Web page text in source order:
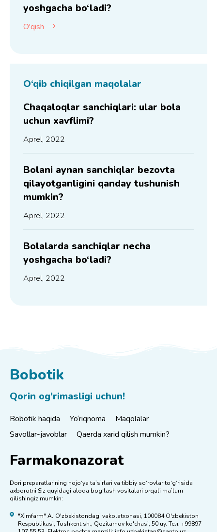
yoshgacha bo‘ladi?
O'qish
O‘qib chiqilgan maqolalar
Chaqaloqlar sanchiqlari: ular bola
uchun xavflimi?
Aprel, 2022
Bolani aynan sanchiqlar bezovta
qilayotganligini qanday tushunish
mumkin?
Aprel, 2022
Bolalarda sanchiqlar necha
yoshgacha bo‘ladi?
Aprel, 2022
Bobotik
Qorin og'rimasligi uchun!
Bobotik haqida Yo‘riqnoma
Maqolalar
Savollar-javoblar
Qaerda xarid qilish mumkin?
Farmakonazorat
Dori preparatlarining nojo‘ya ta’sirlari va tibbiy so‘rovlar to‘g‘risida
axborotni Siz quyidagi aloqa bog‘lash vositalari orqali ma’lum
qilishingiz mumkin:
"Ximfarm" AJ O'zbekistondagi vakolatxonasi, 100084 O'zbekiston
Respublikasi, Toshkent sh., Qozitarnov ko'chasi, 50 uy. Тел: +99897